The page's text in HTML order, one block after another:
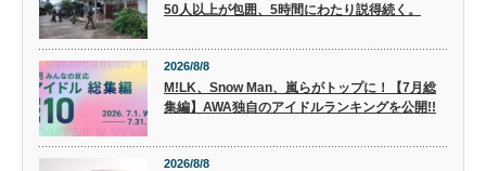
50人以上が包囲、5時間にわたり説得続く。
2026/8/8
M!LK、Snow Man、嵐らがトップに！【7月総
集編】AWA独自のアイドルランキングを公開!!
2026/8/8